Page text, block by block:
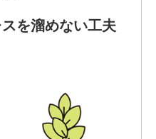
スを溜めない工夫